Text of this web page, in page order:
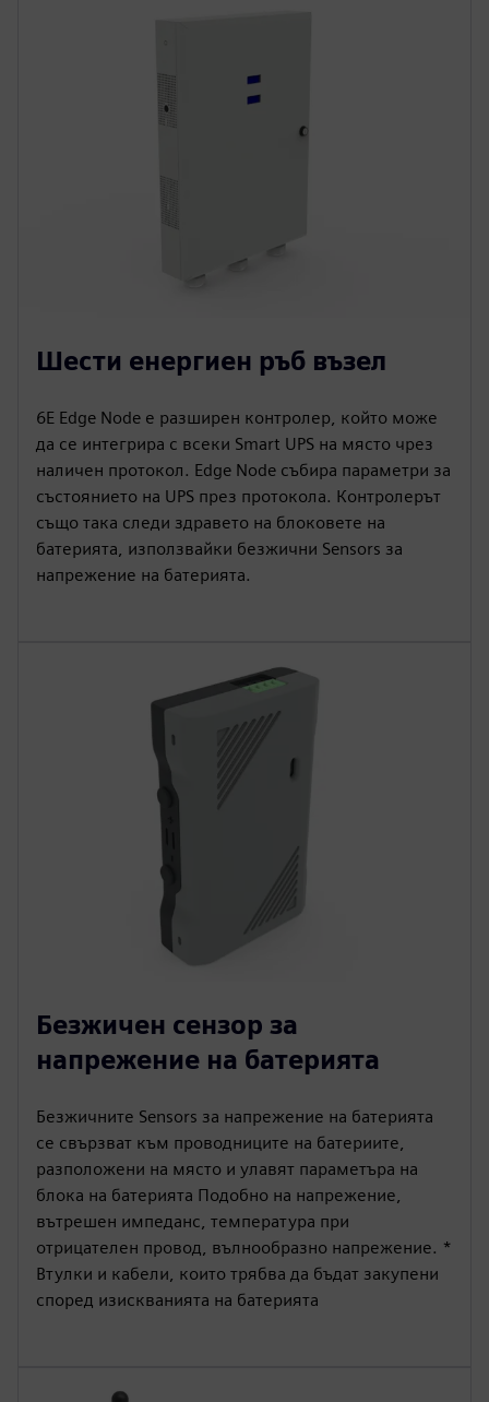
Шести енергиен ръб възел
6E Edge Node е разширен контролер, който може
да се интегрира с всеки Smart UPS на място чрез
наличен протокол. Edge Node събира параметри за
състоянието на UPS през протокола. Контролерът
също така следи здравето на блоковете на
батерията, използвайки безжични Sensors за
напрежение на батерията.
Безжичен сензор за
напрежение на батерията
Безжичните Sensors за напрежение на батерията
се свързват към проводниците на батериите,
разположени на място и улавят параметъра на
блока на батерията Подобно на напрежение,
вътрешен импеданс, температура при
отрицателен провод, вълнообразно напрежение. *
Втулки и кабели, които трябва да бъдат закупени
според изискванията на батерията